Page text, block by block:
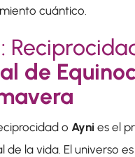
cuántico.
de
o Ayni es el
de la vida. El universo